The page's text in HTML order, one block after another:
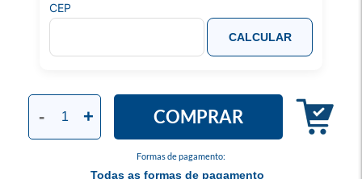
Formas de pagamento:
Todas as formas de pagamento
- + COMPRAR
CEP
CALCULAR